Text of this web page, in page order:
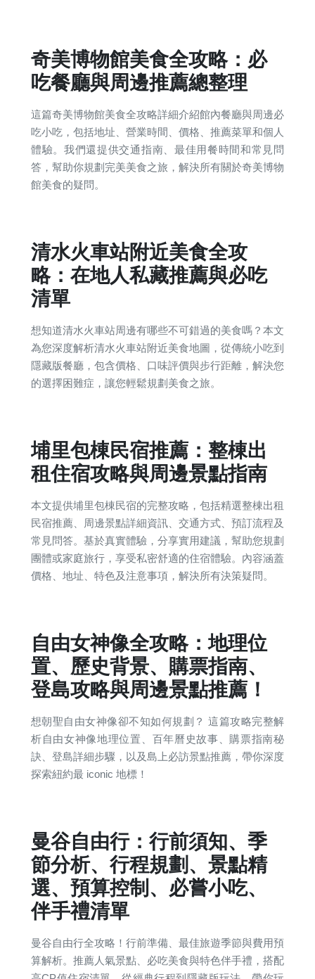
奇美博物館美食全攻略：必
吃餐廳與周邊推薦總整理
這篇奇美博物館美食全攻略詳細介紹館內餐廳與周邊必
吃小吃，包括地址、營業時間、價格、推薦菜單和個人
體驗。我們還提供交通指南、最佳用餐時間和常見問
答，幫助你規劃完美美食之旅，解決所有關於奇美博物
館美食的疑問。
清水火車站附近美食全攻
略：在地人私藏推薦與必吃
清單
想知道清水火車站周邊有哪些不可錯過的美食嗎？本文
為您深度解析清水火車站附近美食地圖，從傳統小吃到
隱藏版餐廳，包含價格、口味評價與步行距離，解決您
的選擇困難症，讓您輕鬆規劃美食之旅。
埔里包棟民宿推薦：整棟出
租住宿攻略與周邊景點指南
本文提供埔里包棟民宿的完整攻略，包括精選整棟出租
民宿推薦、周邊景點詳細資訊、交通方式、預訂流程及
常見問答。基於真實體驗，分享實用建議，幫助您規劃
團體或家庭旅行，享受私密舒適的住宿體驗。內容涵蓋
價格、地址、特色及注意事項，解決所有決策疑問。
自由女神像全攻略：地理位
置、歷史背景、購票指南、
登島攻略與周邊景點推薦！
想朝聖自由女神像卻不知如何規劃？ 這篇攻略完整解
析自由女神像地理位置、百年曆史故事、購票指南秘
訣、登島詳細步驟，以及島上必訪景點推薦，帶你深度
探索紐約最 iconic 地標！
曼谷自由行：行前須知、季
節分析、行程規劃、景點精
選、預算控制、必嘗小吃、
伴手禮清單
曼谷自由行全攻略！行前準備、最佳旅遊季節與費用預
算解析。推薦人氣景點、必吃美食與特色伴手禮，搭配